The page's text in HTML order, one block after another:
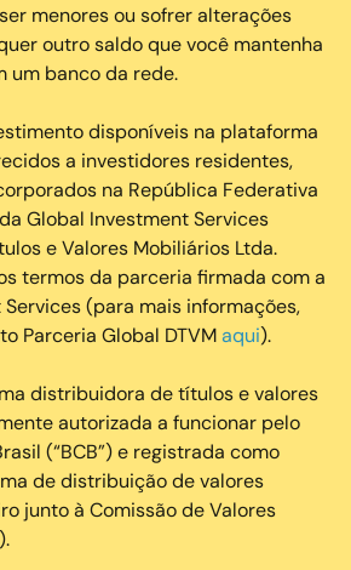
menores ou sofrer alterações
outro saldo que você mantenha
um banco da rede.
disponíveis na plataforma
a investidores residentes,
na República Federativa
Global Investment Services
e Valores Mobiliários Ltda.
termos da parceria firmada com a
(para mais informações,
Parceria Global DTVMaqui).
distribuidora de títulos e valores
autorizada a funcionar pelo
(“BCB”) e registrada como
de distribuição de valores
junto à Comissão de Valores